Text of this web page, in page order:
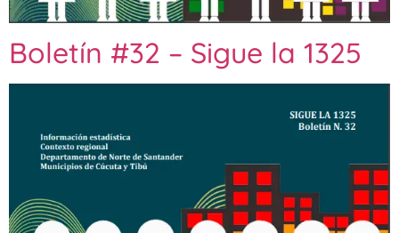
Boletín #32 – Sigue la 1325